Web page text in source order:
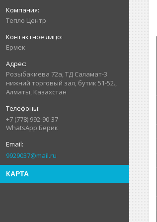
Тепло Центр
Ермек
Розыбакиева 72а, ТД Саламат-3
нижний торговый зал, бутик 51-52.,
Алматы, Казахстан
+7 (778) 992-90-37
WhatsApp Берик
9929037@mail.ru
КАРТА